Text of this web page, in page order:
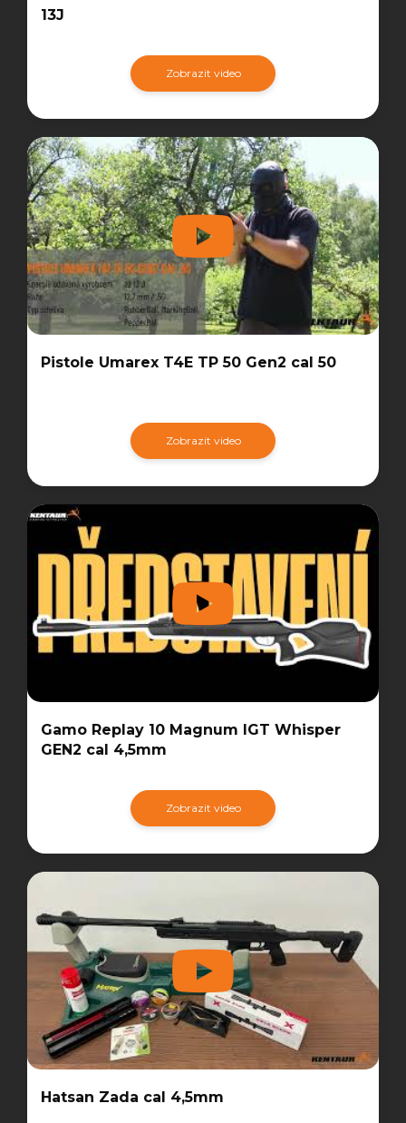
13J
Zobrazit video
Pistole Umarex T4E TP 50 Gen2 cal 50
Zobrazit video
Gamo Replay 10 Magnum IGT Whisper
GEN2 cal 4,5mm
Zobrazit video
Hatsan Zada cal 4,5mm